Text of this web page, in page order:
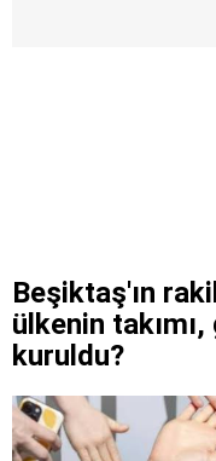
Beşiktaş'ın
ülkenin
kuruldu?